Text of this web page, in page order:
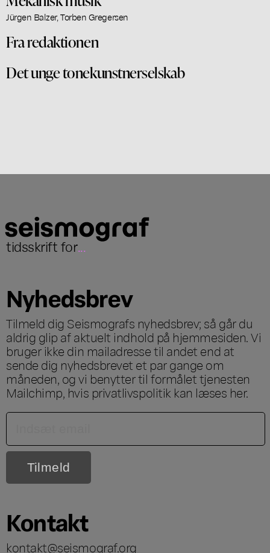
Jürgen Balzer, Torben Gregersen
Fra redaktionen
Det unge tonekunstnerselskab
tidsskrift for...
Nyhedsbrev
Tilmeld dig Seismografs nyhedsbrev; så går du
aldrig glip af aktuelt indhold på hjemmesiden. Vi
bruger ikke din mailadresse til andet end at
sende dig nyhedsbrevet et par gange om
måneden, og vi benytter til formålet tjenesten
Mailchimp, hvis privatlivspolitik kan læses her.
Kontakt
kontakt@seismograf.org